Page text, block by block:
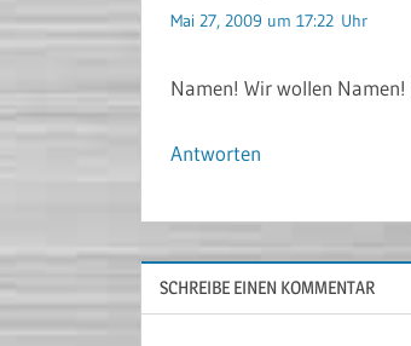
Mai 27, 2009 um 17:22 Uhr
Namen! Wir wollen
Antworten
SCHREIBE EINEN KOMMENTAR